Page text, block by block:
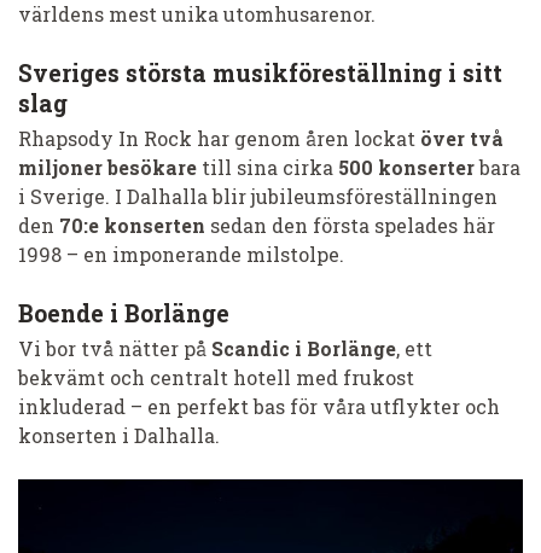
världens mest unika utomhusarenor.
Sveriges största musikföreställning i sitt
slag
Rhapsody In Rock har genom åren lockat över två
miljoner besökare till sina cirka 500 konserterbara
i Sverige. I Dalhalla blir jubileumsföreställningen
den 70:e konserten sedan den första spelades här
1998 – en imponerande milstolpe.
Boende i Borlänge
Vi bor två nätter på Scandic i Borlänge, ett
bekvämt och centralt hotell med frukost
inkluderad – en perfekt bas för våra utflykter och
konserten i Dalhalla.